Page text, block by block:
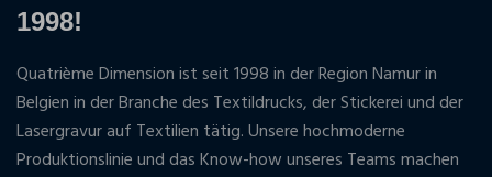
1998!
Quatrième Dimension ist seit 1998 in der Region Namur in
Belgien in der Branche des Textildrucks, der Stickerei und der
Lasergravur auf Textilien tätig. Unsere hochmoderne
Produktionslinie und das Know-how unseres Teams machen